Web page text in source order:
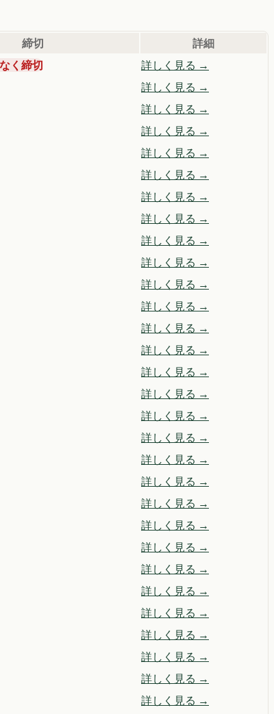
締切
詳細
く締切
詳しく見る →
詳しく見る →
詳しく見る →
詳しく見る →
詳しく見る →
詳しく見る →
詳しく見る →
詳しく見る →
詳しく見る →
詳しく見る →
詳しく見る →
詳しく見る →
詳しく見る →
詳しく見る →
詳しく見る →
詳しく見る →
詳しく見る →
詳しく見る →
詳しく見る →
詳しく見る →
詳しく見る →
詳しく見る →
詳しく見る →
詳しく見る →
詳しく見る →
詳しく見る →
詳しく見る →
詳しく見る →
詳しく見る →
詳しく見る →